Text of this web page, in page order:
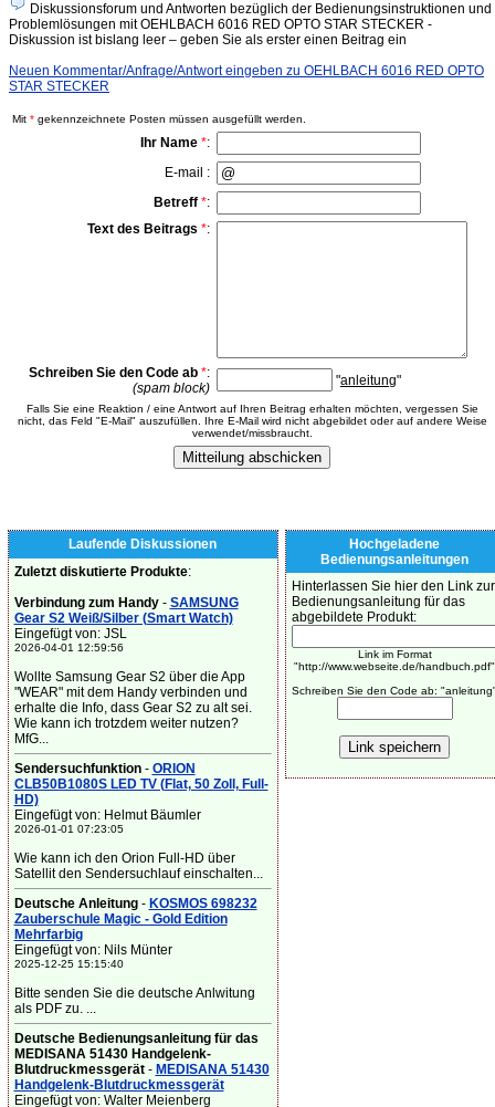
Diskussionsforum und Antworten bezüglich der Bedienungsinstruktionen und
Problemlösungen mit OEHLBACH 6016 RED OPTO STAR STECKER -
Diskussion ist bislang leer – geben Sie als erster einen Beitrag ein
Neuen Kommentar/Anfrage/Antwort eingeben zu OEHLBACH 6016 RED OPTO
STAR STECKER
Mit * gekennzeichnete Posten müssen ausgefüllt werden.
Ihr Name *:
E-mail :
Betreff *:
Text des Beitrags *:
Schreiben Sie den Code ab *:
(spam block)
"anleitung"
Falls Sie eine Reaktion / eine Antwort auf Ihren Beitrag erhalten möchten, vergessen Sie
nicht, das Feld "E-Mail" auszufüllen. Ihre E-Mail wird nicht abgebildet oder auf andere Weise
verwendet/missbraucht.
Laufende Diskussionen
Zuletzt diskutierte Produkte:
Verbindung zum Handy- SAMSUNG
Gear S2 Weiß/Silber (Smart Watch)
Eingefügt von: JSL
2026-04-01 12:59:56
Wollte Samsung Gear S2 über die App
"WEAR" mit dem Handy verbinden und
erhalte die Info, dass Gear S2 zu alt sei.
Wie kann ich trotzdem weiter nutzen?
MfG...
Sendersuchfunktion- ORION
CLB50B1080S LED TV (Flat, 50 Zoll, Full-
HD)
Eingefügt von: Helmut Bäumler
2026-01-01 07:23:05
Wie kann ich den Orion Full-HD über
Satellit den Sendersuchlauf einschalten...
Deutsche Anleitung- KOSMOS 698232
Zauberschule Magic - Gold Edition
Mehrfarbig
Eingefügt von: Nils Münter
2025-12-25 15:15:40
Bitte senden Sie die deutsche Anlwitung
als PDF zu. ...
Deutsche Bedienungsanleitung für das
MEDISANA 51430 Handgelenk-
Blutdruckmessgerät- MEDISANA 51430
Handgelenk-Blutdruckmessgerät
Eingefügt von: Walter Meienberg
Hochgeladene
Bedienungsanleitungen
Hinterlassen Sie hier den Link zur
Bedienungsanleitung für das
abgebildete Produkt:
Link im Format
"http://www.webseite.de/handbuch.pdf"
Schreiben Sie den Code ab: